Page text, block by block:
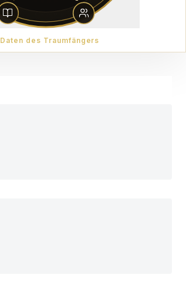
Daten des Traumfängers